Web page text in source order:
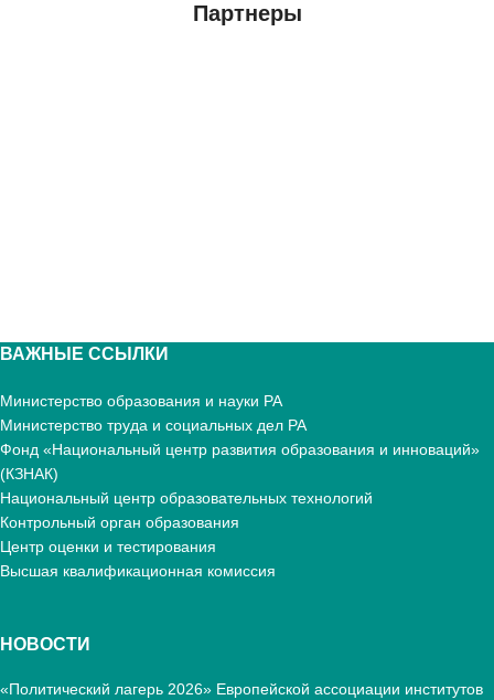
Партнеры
ВАЖНЫЕ ССЫЛКИ
Министерство образования и науки РА
Министерство труда и социальных дел РА
Фонд «Национальный центр развития образования и инноваций»
(КЗНАК)
Национальный центр образовательных технологий
Контрольный орган образования
Центр оценки и тестирования
Высшая квалификационная комиссия
НОВОСТИ
«Политический лагерь 2026» Европейской ассоциации институтов